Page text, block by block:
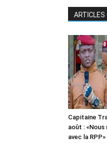
ARTICLES
Capitaine
août :
avec la RPP»